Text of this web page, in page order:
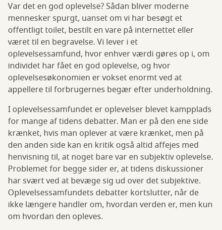
Var det en god oplevelse? Sådan bliver moderne
mennesker spurgt, uanset om vi har besøgt et
offentligt toilet, bestilt en vare på internettet eller
været til en begravelse. Vi lever i et
oplevelsessamfund, hvor enhver værdi gøres op i, om
individet har fået en god oplevelse, og hvor
oplevelsesøkonomien er vokset enormt ved at
appellere til forbrugernes begær efter underholdning.
I oplevelsessamfundet er oplevelser blevet kampplads
for mange af tidens debatter. Man er på den ene side
krænket, hvis man oplever at være krænket, men på
den anden side kan en kritik også altid affejes med
henvisning til, at noget bare var en subjektiv oplevelse.
Problemet for begge sider er, at tidens diskussioner
har svært ved at bevæge sig ud over det subjektive.
Oplevelsessamfundets debatter kortslutter, når de
ikke længere handler om, hvordan verden er, men kun
om hvordan den opleves.